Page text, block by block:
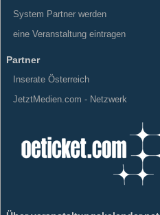
System Partner werden
eine Veranstaltung eintragen
Partner
Inserate Österreich
JetztMedien.com - Netzwerk